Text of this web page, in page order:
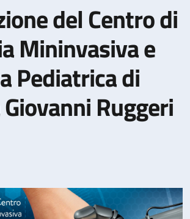
del Centro di
Mininvasiva e
Pediatrica di
Ruggeri